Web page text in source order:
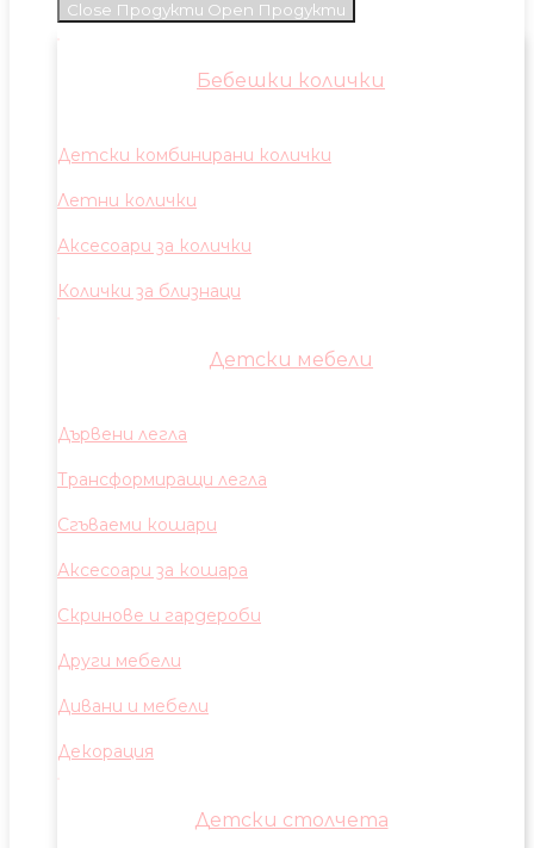
Close Продукти Open Продукти
Бебешки колички
Детски комбинирани колички
Летни колички
Аксесоари за колички
Колички за близнаци
Детски мебели
Дървени легла
Трансформиращи легла
Сгъваеми кошари
Аксесоари за кошара
Скринове и гардероби
Други мебели
Дивани и мебели
Декорация
Детски столчета